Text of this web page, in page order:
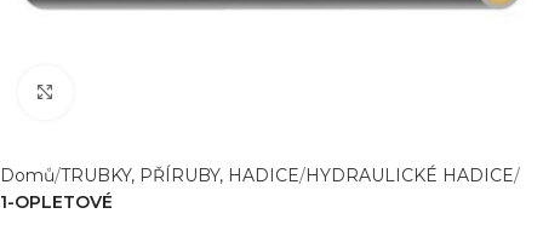
Domů TRUBKY, PŘÍRUBY, HADICE HYDRAULICKÉ HADICE
1-OPLETOVÉ